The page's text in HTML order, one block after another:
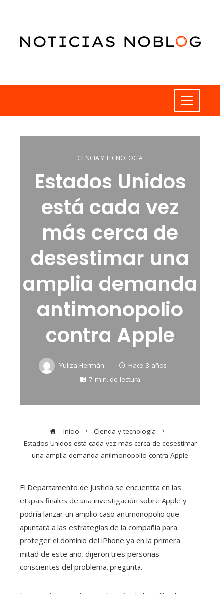
CIENCIA Y TECNOLOGÍA
Estados Unidos
está cada vez
más cerca de
desestimar una
amplia demanda
antimonopolio
contra Apple
Yuliza Hermán
Hace 3 años
7 min. de lectura
Inicio
Ciencia y tecnología
Estados Unidos está cada vez más cerca de desestimar
una amplia demanda antimonopolio contra Apple
El Departamento de Justicia se encuentra en las
etapas finales de una investigación sobre Apple y
podría lanzar un amplio caso antimonopolio que
apuntará a las estrategias de la compañía para
proteger el dominio del iPhone ya en la primera
mitad de este año, dijeron tres personas
conscientes del problema. pregunta.